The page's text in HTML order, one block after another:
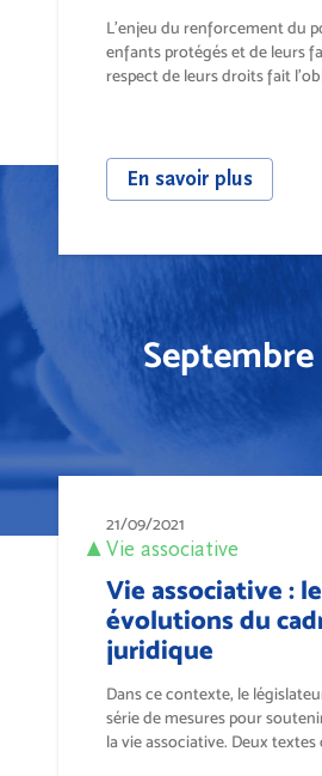
L’enjeu du renforcement du
enfants protégés et de leurs
respect de leurs droits fait
En savoir plus
Septembre
21/09/2021
Vie associative
Vie associative :
évolutions du
juridique
Dans ce contexte, le
série de mesures pour
la vie associative. Deux textes